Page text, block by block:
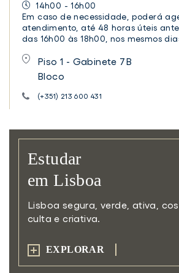
14h00 - 16h00
Em caso de necessidade, poderá
atendimento, até 48 horas úteis
das 16h00 às 18h00, nos mesmos
Piso 1 - Gabinete 7B
Bloco
(+351) 213 600 431
Estudar
em Lisboa
Lisboa segura, verde, ativa,
culta e criativa.
EXPLORAR